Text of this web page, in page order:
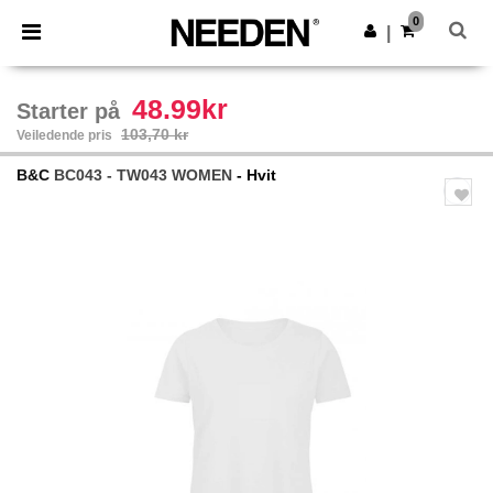
× Needen-app
Bedre priser i appen!
Last ned app
0
Starter på 48.99kr
Veiledende pris 103,70 kr
B&C BC043 - TW043 WOMEN - Hvit